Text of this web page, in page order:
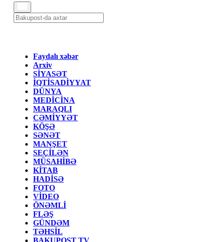
Faydalı xəbər
Arxiv
SİYASƏT
İQTİSADİYYAT
DÜNYA
MEDİCİNA
MARAQLI
CƏMİYYƏT
KÖŞƏ
SƏNƏT
MANŞET
SEÇİLƏN
MÜSAHİBƏ
KİTAB
HADİSƏ
FOTO
VİDEO
ÖNƏMLİ
FLƏŞ
GÜNDƏM
TƏHSİL
BAKUPOST TV